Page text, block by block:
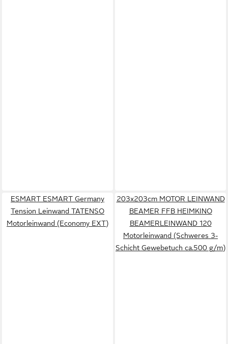
ESMART ESMART Germany
Tension Leinwand TATENSO
Motorleinwand (Economy EXT)
203x203cm MOTOR LEINWAND
BEAMER FFB HEIMKINO
BEAMERLEINWAND 120
Motorleinwand (Schweres 3-
Schicht Gewebetuch ca.500 g/m)